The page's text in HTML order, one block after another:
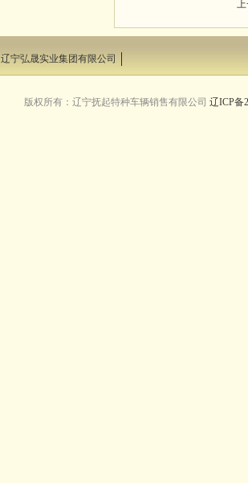
上
辽宁弘晟实业集团有限公司
版权所有：辽宁抚起特种车辆销售有限公司 辽ICP备